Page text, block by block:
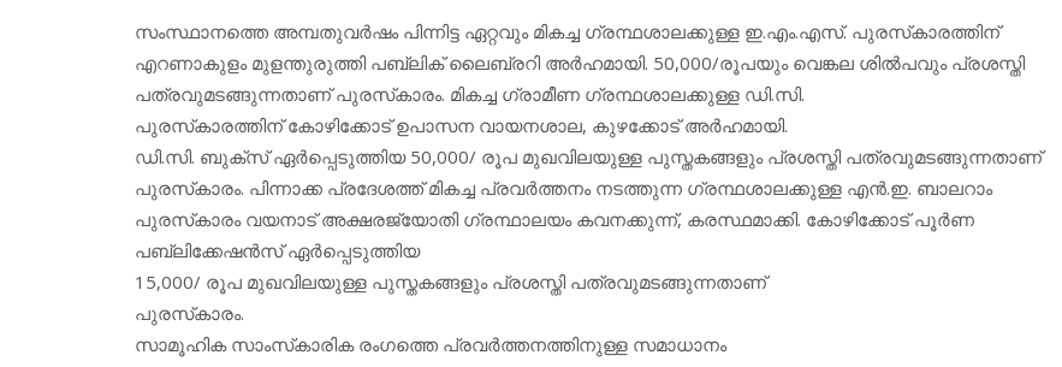
സംസ്ഥാനത്തെ അമ്പതുവര്‍ഷം പിന്നിട്ട ഏറ്റവും മികച്ച ഗ്രന്ഥശാലക്കുള്ള ഇ.എം.എസ്. പുരസ്‌കാരത്തിന്
എറണാകുളം മുളന്തുരുത്തി പബ്ലിക് ലൈബ്രറി അര്‍ഹമായി. 50,000/രൂപയും വെങ്കല ശില്‍പവും പ്രശസ്തി
പത്രവുമടങ്ങുന്നതാണ് പുരസ്‌കാരം. മികച്ച ഗ്രാമീണ ഗ്രന്ഥശാലക്കുള്ള ഡി.സി.
പുരസ്‌കാരത്തിന് കോഴിക്കോട് ഉപാസന വായനശാല, കുഴക്കോട് അര്‍ഹമായി.
ഡി.സി. ബുക്‌സ് ഏര്‍പ്പെടുത്തിയ 50,000/ രൂപ മുഖവിലയുള്ള പുസ്തകങ്ങളും പ്രശസ്തി പത്രവുമടങ്ങുന്നതാണ്
പുരസ്‌കാരം. പിന്നാക്ക പ്രദേശത്ത് മികച്ച പ്രവര്‍ത്തനം നടത്തുന്ന ഗ്രന്ഥശാലക്കുള്ള എന്‍.ഇ. ബാലറാം
പുരസ്‌കാരം വയനാട് അക്ഷരജ്യോതി ഗ്രന്ഥാലയം കവനക്കുന്ന്, കരസ്ഥമാക്കി. കോഴിക്കോട് പൂര്‍ണ
പബ്ലിക്കേഷന്‍സ് ഏര്‍പ്പെടുത്തിയ
15,000/ രൂപ മുഖവിലയുള്ള പുസ്തകങ്ങളും പ്രശസ്തി പത്രവുമടങ്ങുന്നതാണ്
പുരസ്‌കാരം.
സാമൂഹിക സാംസ്‌കാരിക രംഗത്തെ പ്രവര്‍ത്തനത്തിനുള്ള സമാധാനം